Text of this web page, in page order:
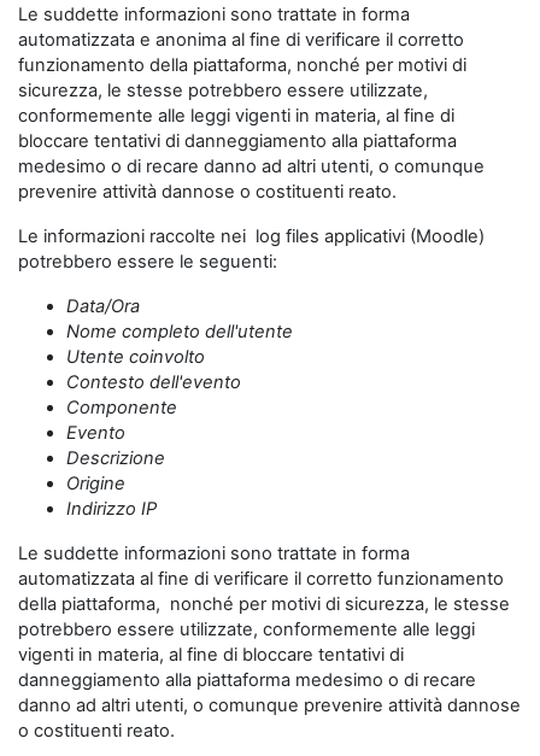
Le suddette informazioni sono trattate in forma
automatizzata e anonima al fine di verificare il corretto
funzionamento della piattaforma, nonché per motivi di
sicurezza, le stesse potrebbero essere utilizzate,
conformemente alle leggi vigenti in materia, al fine di
bloccare tentativi di danneggiamento alla piattaforma
medesimo o di recare danno ad altri utenti, o comunque
prevenire attività dannose o costituenti reato.
Le informazioni raccolte nei log files applicativi (Moodle)
potrebbero essere le seguenti:
Data/Ora
Nome completo dell'utente
Utente coinvolto
Contesto dell'evento
Componente
Evento
Descrizione
Origine
Indirizzo IP
Le suddette informazioni sono trattate in forma
automatizzata al fine di verificare il corretto funzionamento
della piattaforma, nonché per motivi di sicurezza, le stesse
potrebbero essere utilizzate, conformemente alle leggi
vigenti in materia, al fine di bloccare tentativi di
danneggiamento alla piattaforma medesimo o di recare
danno ad altri utenti, o comunque prevenire attività dannose
o costituenti reato.